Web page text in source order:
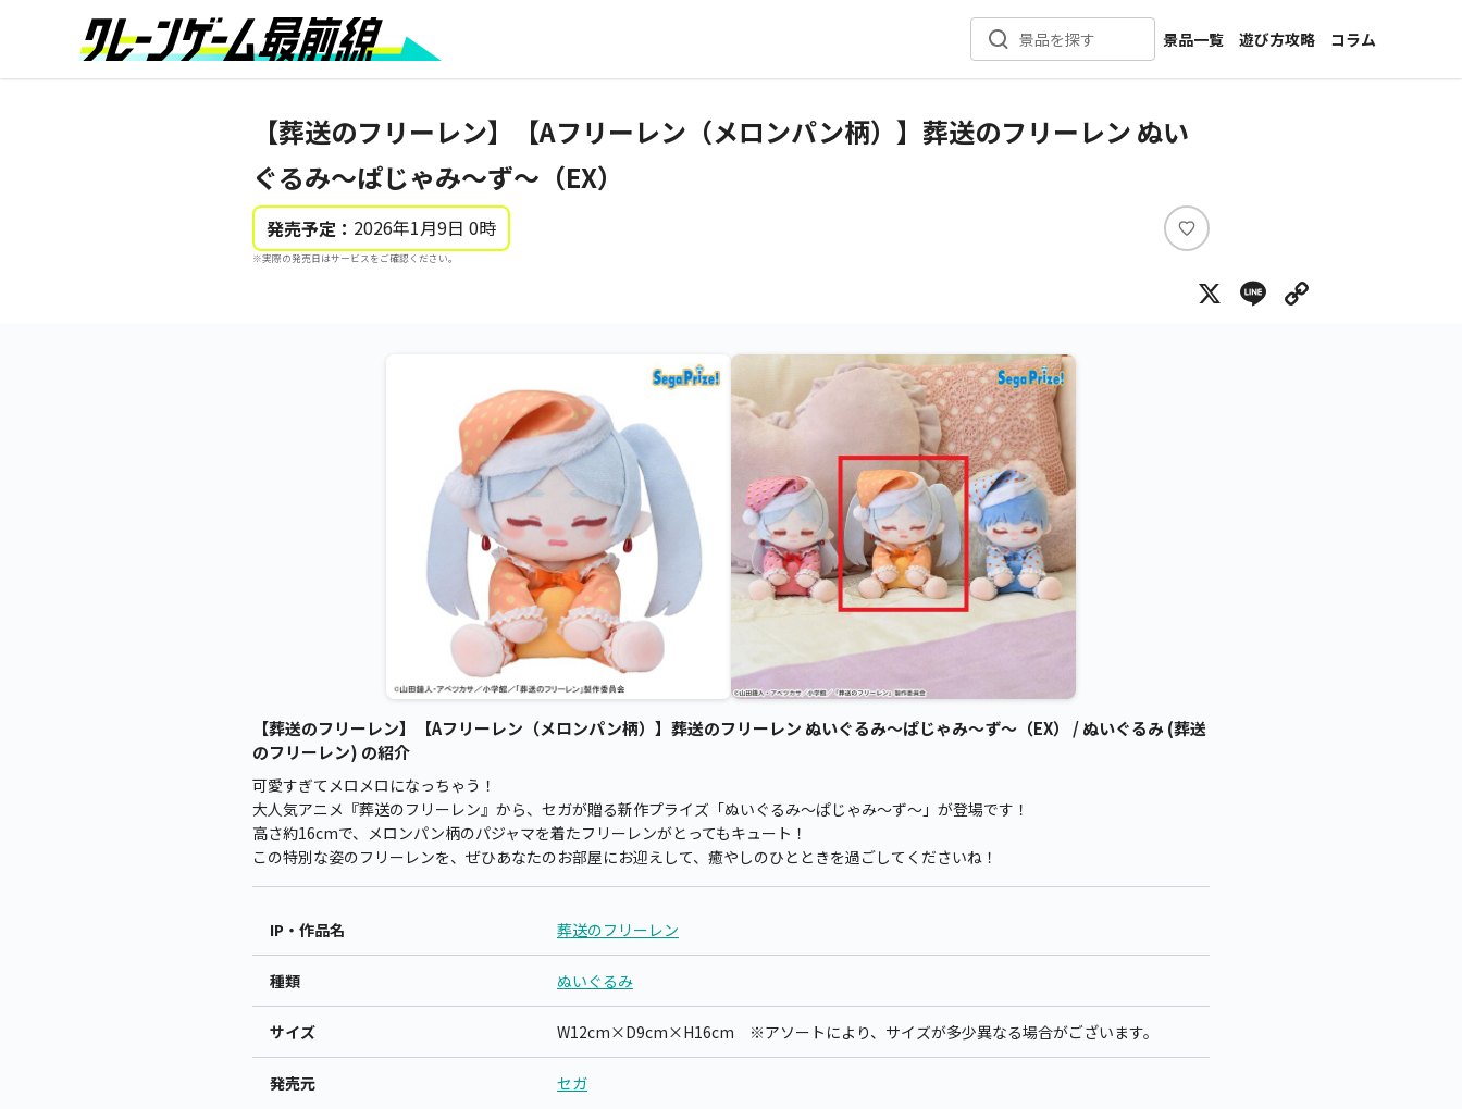
景品を探す
景品一覧
新着景品
遊び方攻略
コラム
インタビュー
【葬送のフリーレン】【Aフリーレン（メロンパン柄）】葬送のフリーレン ぬい
ぐるみ～ぱじゃみ～ず～（EX）
発売予定： 2026年1月9日 0時
※実際の発売日はサービスをご確認ください。
い
ね
X Line
【葬送のフリーレン】【Aフリーレン（メロンパン柄）】葬送のフリーレン ぬいぐるみ～ぱじゃみ～ず～（EX） / ぬいぐるみ (葬送
のフリーレン) の紹介
可愛すぎてメロメロになっちゃう！
大人気アニメ『葬送のフリーレン』から、セガが贈る新作プライズ「ぬいぐるみ～ぱじゃみ～ず～」が登場です！
高さ約16cmで、メロンパン柄のパジャマを着たフリーレンがとってもキュート！
この特別な姿のフリーレンを、ぜひあなたのお部屋にお迎えして、癒やしのひとときを過ごしてくださいね！
IP・作品名 葬送のフリーレン
種類 ぬいぐるみ
サイズ W12cm×D9cm×H16cm ※アソートにより、サイズが多少異なる場合がございます。
発売元 セガ